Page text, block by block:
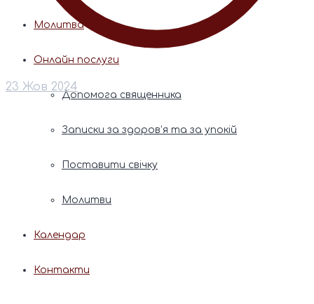
Молитва
Онлайн послуги
Допомога священника
Записки за здоров’я та за упокій
Поставити свічку
Молитви
Календар
Контакти
23 Жов 2024